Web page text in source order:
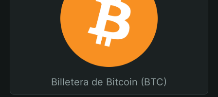
Billetera de Bitcoin (BTC)